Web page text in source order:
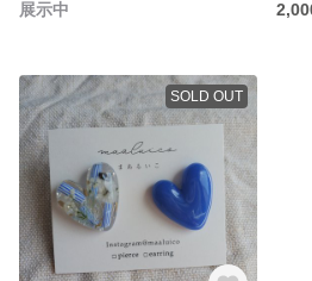
展示中
SOLD OUT